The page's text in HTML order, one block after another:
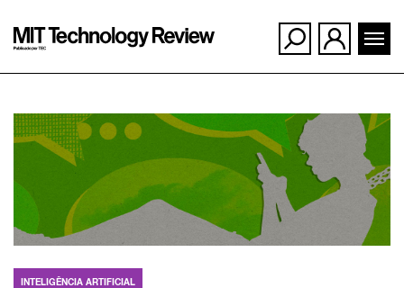
para
conteúdo
INTELIGÊNCIA ARTIFICIAL